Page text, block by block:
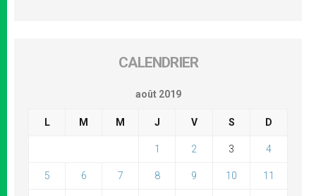
CALENDRIER
août 2019
L M M J V S D
1 2 3 4
5 6 7 8 9 10 11